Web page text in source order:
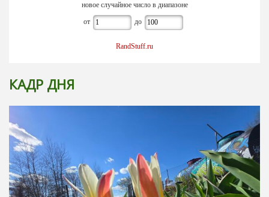
новое случайное число в диапазоне
от до
RandStuff.ru
КАДР ДНЯ